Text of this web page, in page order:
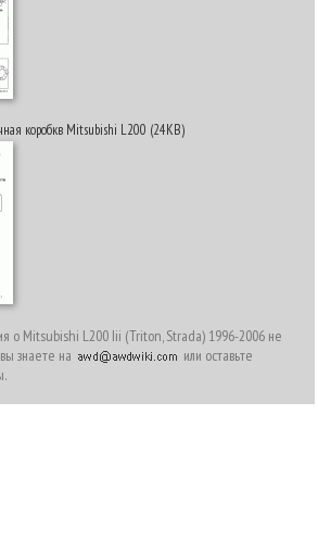
коробкв Mitsubishi L200 (24KB)
о Mitsubishi L200 Iii (Triton, Strada) 1996-2006 не
знаете на
или оставьте